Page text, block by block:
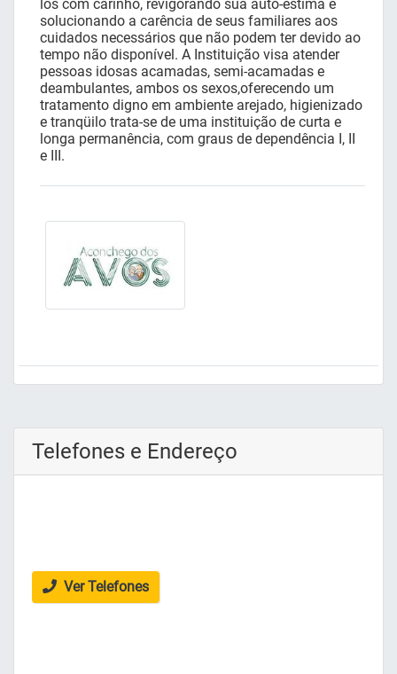
los com carinho, revigorando sua auto-estima e
solucionando a carência de seus familiares aos
cuidados necessários que não podem ter devido ao
tempo não disponível. A Instituição visa atender
pessoas idosas acamadas, semi-acamadas e
deambulantes, ambos os sexos,oferecendo um
tratamento digno em ambiente arejado, higienizado
e tranqüilo trata-se de uma instituição de curta e
longa permanência, com graus de dependência I, II
e III.
Telefones e Endereço
Ver Telefones